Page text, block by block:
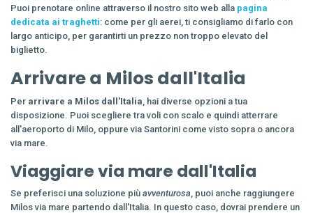
Puoi prenotare online attraverso il nostro sito web alla pagina
dedicata ai traghetti: come per gli aerei, ti consigliamo di farlo con
largo anticipo, per garantirti un prezzo non troppo elevato del
biglietto.
Arrivare a Milos dall'Italia
Per arrivare a Milos dall'Italia , hai diverse opzioni a tua
disposizione. Puoi scegliere tra voli con scalo e quindi atterrare
all'aeroporto di Milo, oppure via Santorini come visto sopra o ancora
via mare.
Viaggiare via mare dall'Italia
Se preferisci una soluzione più avventurosa , puoi anche raggiungere
Milos via mare partendo dall'Italia. In questo caso, dovrai prendere un